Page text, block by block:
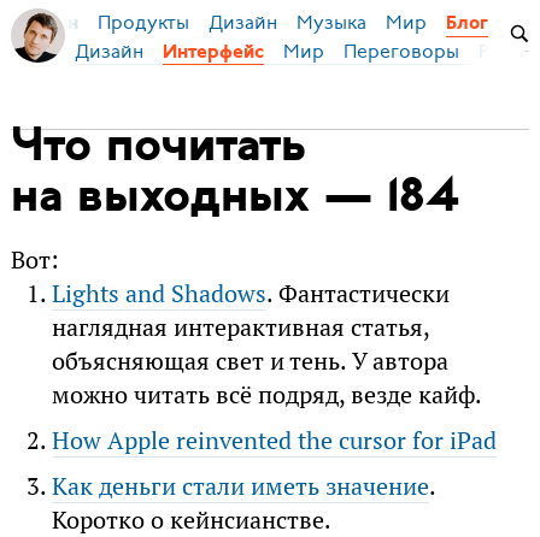
Бирман Продукты Дизайн Музыка Мир Блог
Дизайн Интерфейс Мир Переговоры
Что почитать
на выходных — 184
Вот:
Lights and Shadows. Фантастически
наглядная интерактивная статья,
объясняющая свет и тень. У автора
можно читать всё подряд, везде кайф.
How Apple reinvented the cursor for iPad
Как деньги стали иметь значение.
Коротко о кейнсианстве.